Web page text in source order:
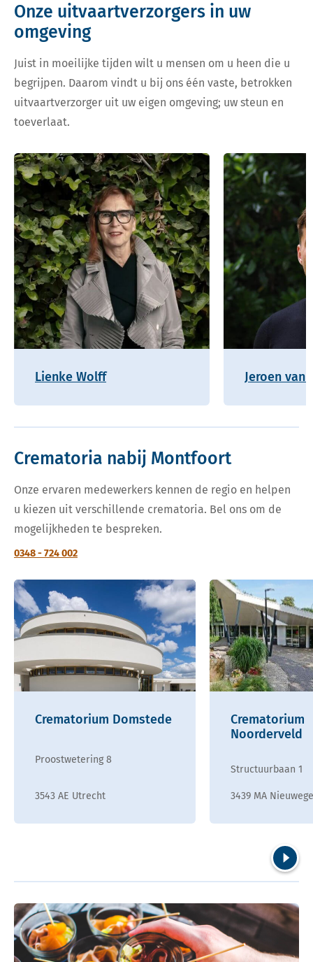
Onze uitvaartverzorgers in uw
omgeving
Juist in moeilijke tijden wilt u mensen om u heen die u
begrijpen. Daarom vindt u bij ons één vaste, betrokken
uitvaartverzorger uit uw eigen omgeving; uw steun en
toeverlaat.
Lienke Wolff Jeroen van
Crematoria nabij Montfoort
Onze ervaren medewerkers kennen de regio en helpen
u kiezen uit verschillende crematoria. Bel ons om de
mogelijkheden te bespreken.
0348 - 724 002
Crematorium Domstede
Proostwetering 8
3543 AE Utrecht
Crematorium
Noorderveld
Structuurbaan 1
3439 MA